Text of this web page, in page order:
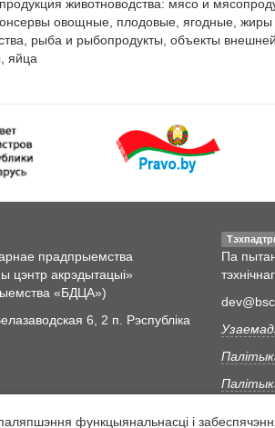
животноводства: мясо и
овощные, плодовые, ягодные, жиры
рыба и рыбопродукты, объекты
яйца
прадпрыемства
цэнтр акрэдытацыі»
«БДЦА»)
6, 2 п. Рэспубліка
Па
функцыянальнасці і